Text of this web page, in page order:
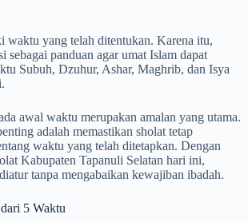
waktu yang telah ditentukan. Karena itu,
sebagai panduan agar umat Islam dapat
Subuh, Dzuhur, Ashar, Maghrib, dan Isya
awal waktu merupakan amalan yang utama.
adalah memastikan sholat tetap
waktu yang telah ditetapkan. Dengan
Kabupaten Tapanuli Selatan hari ini,
tanpa mengabaikan kewajiban ibadah.
5 Waktu